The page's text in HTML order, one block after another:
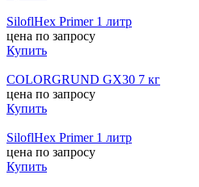
SiloflHex Primer 1 литр
цена по запросу
Купить
COLORGRUND GX30 7 кг
цена по запросу
Купить
SiloflHex Primer 1 литр
цена по запросу
Купить